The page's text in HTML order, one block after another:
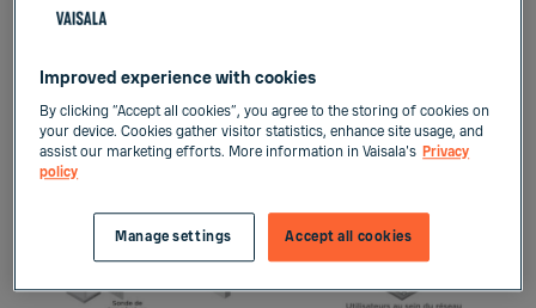
Improved experience with cookies
By clicking “Accept all cookies”, you agree to the storing of cookies on
your device. Cookies gather visitor statistics, enhance site usage, and
assist our marketing efforts. More information in Vaisala's Privacy
policy
Accept all cookies
Manage settings